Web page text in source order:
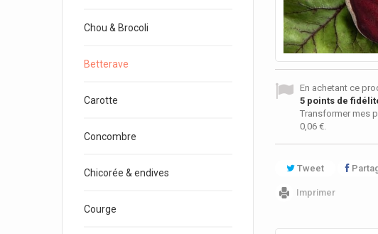
Chou & Brocoli
Betterave
Carotte
Concombre
Chicorée & endives
Courge
En achetant ce
5 points de
Transformer mes
0,06 €
Tweet
Imprimer